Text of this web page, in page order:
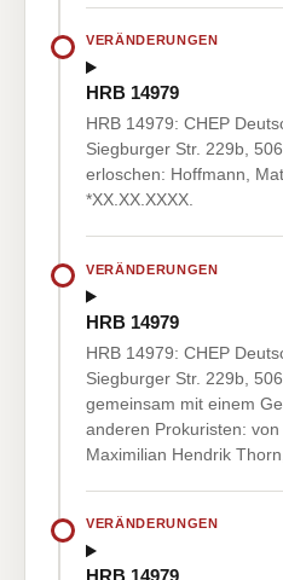
VERÄNDERUNGEN
HRB 14979
HRB 14979: CHEP
Siegburger Str. 229b,
erloschen: Hoffmann,
*XX.XX.XXXX.
VERÄNDERUNGEN
HRB 14979
HRB 14979: CHEP
Siegburger Str. 229b,
gemeinsam mit einem
anderen Prokuristen:
Maximilian Hendrik
VERÄNDERUNGEN